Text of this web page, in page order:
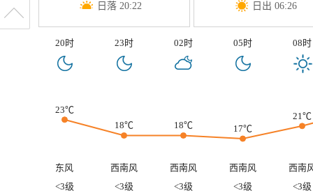
日落 20:22 日出 06:26
20时 23时 02时 05时 08时
23℃
18℃
18℃ 17℃
21℃
东风 西南风 西南风 西南风
西南
<3级
<3级 <3级 <3级 <3级